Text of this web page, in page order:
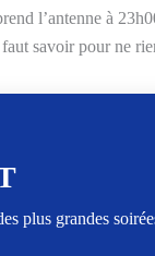
l’antenne à
savoir pour ne
plus grandes